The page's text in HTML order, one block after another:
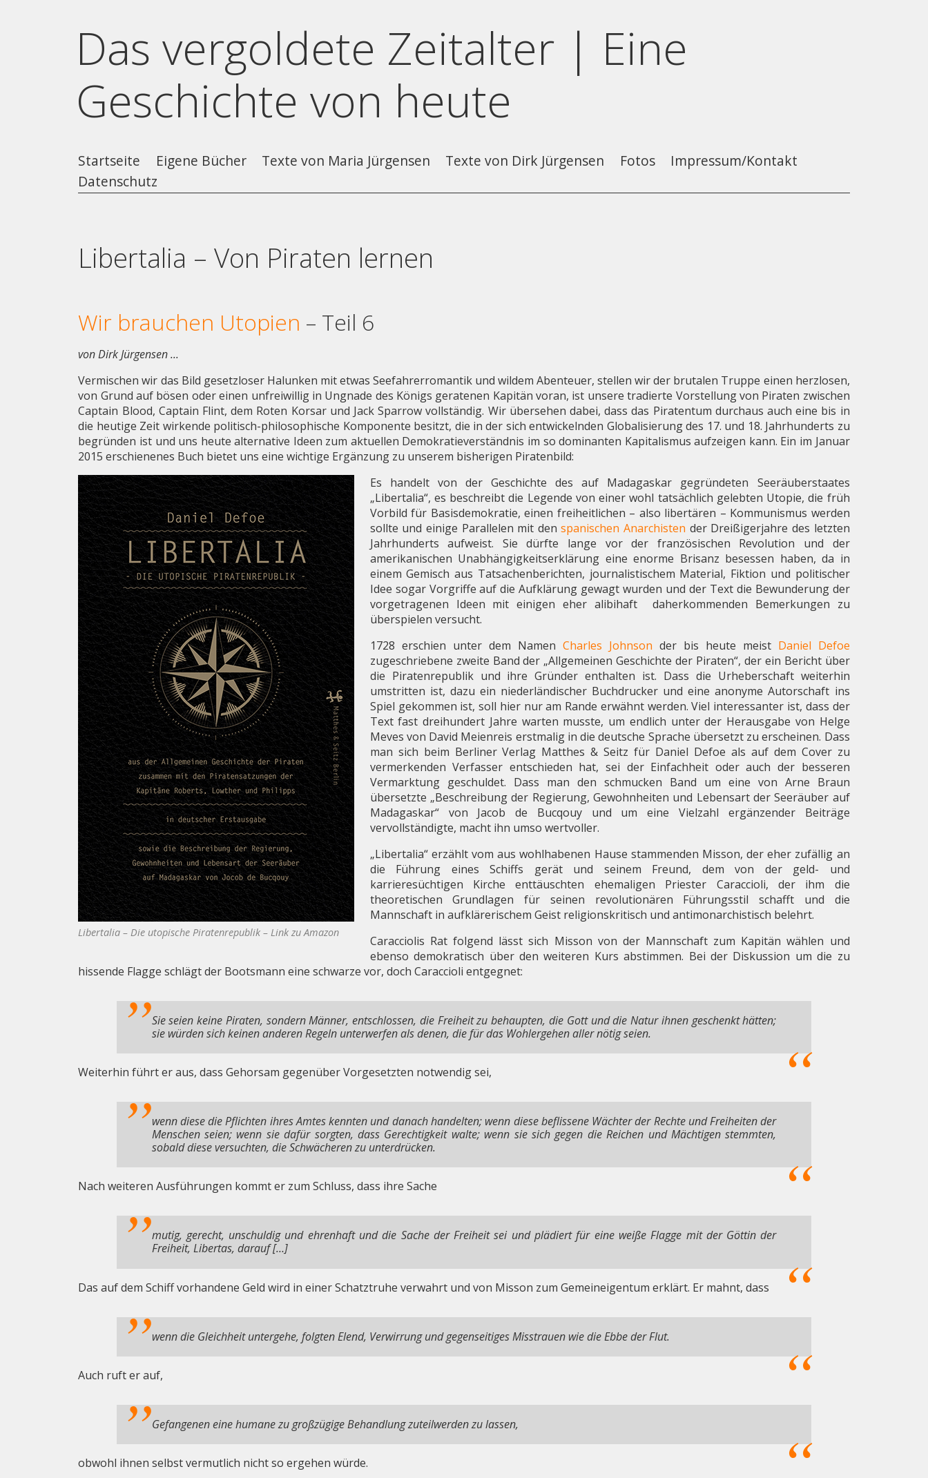
Das vergoldete Zeitalter | Eine
Geschichte von heute
Startseite Eigene Bücher Texte von Maria Jürgensen Texte von Dirk Jürgensen Fotos
Impressum/Kontakt
Datenschutz
Libertalia – Von Piraten lernen
Wir brauchen Utopien – Teil 6
von Dirk Jürgensen ...
Vermischen wir das Bild gesetzloser Halunken mit etwas Seefahrerromantik und wildem Abenteuer, stellen wir der brutalen Truppe einen herzlosen,
von Grund auf bösen oder einen unfreiwillig in Ungnade des Königs geratenen Kapitän voran, ist unsere tradierte Vorstellung von Piraten zwischen
Captain Blood, Captain Flint, dem Roten Korsar und Jack Sparrow vollständig. Wir übersehen dabei, dass das Piratentum durchaus auch eine bis in
die heutige Zeit wirkende politisch-philosophische Komponente besitzt, die in der sich entwickelnden Globalisierung des 17. und 18. Jahrhunderts zu
begründen ist und uns heute alternative Ideen zum aktuellen Demokratieverständnis im so dominanten Kapitalismus aufzeigen kann. Ein im Januar
2015 erschienenes Buch bietet uns eine wichtige Ergänzung zu unserem bisherigen Piratenbild:
Libertalia – Die utopische Piratenrepublik – Link zu Amazon
Es handelt von der Geschichte des auf Madagaskar gegründeten Seeräuberstaates
„Libertalia“, es beschreibt die Legende von einer wohl tatsächlich gelebten Utopie, die früh
Vorbild für Basisdemokratie, einen freiheitlichen – also libertären – Kommunismus werden
sollte und einige Parallelen mit denspanischen Anarchisten der Dreißigerjahre des letzten
Jahrhunderts aufweist. Sie dürfte lange vor der französischen Revolution und der
amerikanischen Unabhängigkeitserklärung eine enorme Brisanz besessen haben, da in
einem Gemisch aus Tatsachenberichten, journalistischem Material, Fiktion und politischer
Idee sogar Vorgriffe auf die Aufklärung gewagt wurden und der Text die Bewunderung der
vorgetragenen Ideen mit einigen eher alibihaft daherkommenden Bemerkungen zu
überspielen versucht.
1728 erschien unter dem Namen Charles Johnson der bis heute meist Daniel Defoe
zugeschriebene zweite Band der „Allgemeinen Geschichte der Piraten“, der ein Bericht über
die Piratenrepublik und ihre Gründer enthalten ist. Dass die Urheberschaft weiterhin
umstritten ist, dazu ein niederländischer Buchdrucker und eine anonyme Autorschaft ins
Spiel gekommen ist, soll hier nur am Rande erwähnt werden. Viel interessanter ist, dass der
Text fast dreihundert Jahre warten musste, um endlich unter der Herausgabe von Helge
Meves von David Meienreis erstmalig in die deutsche Sprache übersetzt zu erscheinen. Dass
man sich beim Berliner Verlag Matthes & Seitz für Daniel Defoe als auf dem Cover zu
vermerkenden Verfasser entschieden hat, sei der Einfachheit oder auch der besseren
Vermarktung geschuldet. Dass man den schmucken Band um eine von Arne Braun
übersetzte „Beschreibung der Regierung, Gewohnheiten und Lebensart der Seeräuber auf
Madagaskar“ von Jacob de Bucqouy und um eine Vielzahl ergänzender Beiträge
vervollständigte, macht ihn umso wertvoller.
„Libertalia“ erzählt vom aus wohlhabenen Hause stammenden Misson, der eher zufällig an
die Führung eines Schiffs gerät und seinem Freund, dem von der geld- und
karrieresüchtigen Kirche enttäuschten ehemaligen Priester Caraccioli, der ihm die
theoretischen Grundlagen für seinen revolutionären Führungsstil schafft und die
Mannschaft in aufklärerischem Geist religionskritisch und antimonarchistisch belehrt.
Caracciolis Rat folgend lässt sich Misson von der Mannschaft zum Kapitän wählen und
ebenso demokratisch über den weiteren Kurs abstimmen. Bei der Diskussion um die zu
hissende Flagge schlägt der Bootsmann eine schwarze vor, doch Caraccioli entgegnet:
Sie seien keine Piraten, sondern Männer, entschlossen, die Freiheit zu behaupten, die Gott und die Natur ihnen geschenkt hätten;
sie würden sich keinen anderen Regeln unterwerfen als denen, die für das Wohlergehen aller nötig seien.
Weiterhin führt er aus, dass Gehorsam gegenüber Vorgesetzten notwendig sei,
wenn diese die Pflichten ihres Amtes kennten und danach handelten; wenn diese beflissene Wächter der Rechte und Freiheiten der
Menschen seien; wenn sie dafür sorgten, dass Gerechtigkeit walte; wenn sie sich gegen die Reichen und Mächtigen stemmten,
sobald diese versuchten, die Schwächeren zu unterdrücken.
Nach weiteren Ausführungen kommt er zum Schluss, dass ihre Sache
mutig, gerecht, unschuldig und ehrenhaft und die Sache der Freiheit sei und plädiert für eine weiße Flagge mit der Göttin der
Freiheit, Libertas, darauf […]
Das auf dem Schiff vorhandene Geld wird in einer Schatztruhe verwahrt und von Misson zum Gemeineigentum erklärt. Er mahnt, dass
wenn die Gleichheit untergehe, folgten Elend, Verwirrung und gegenseitiges Misstrauen wie die Ebbe der Flut.
Auch ruft er auf,
Gefangenen eine humane zu großzügige Behandlung zuteilwerden zu lassen,
obwohl ihnen selbst vermutlich nicht so ergehen würde.